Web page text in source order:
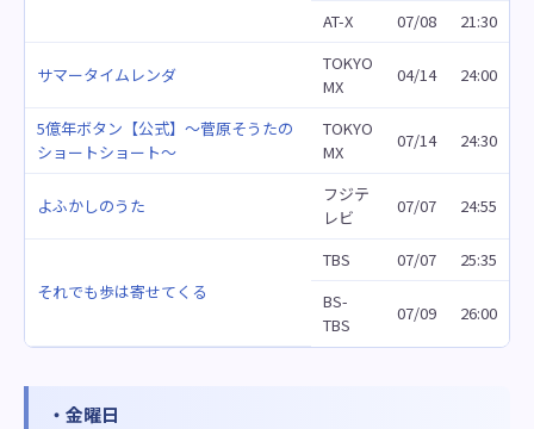
AT-X 07/08 21:30
サマータイムレンダ
TOKYO
MX
04/14 24:00
5億年ボタン【公式】～菅原そうたの
ショートショート～
TOKYO
MX
07/14 24:30
よふかしのうた
フジテ
レビ
07/07 24:55
それでも歩は寄せてくる
TBS 07/07
25:35
BS-
TBS
07/09 26:00
・金曜日